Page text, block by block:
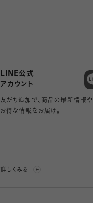
LINE公式
アカウント
友だち追加で、 商品の最新情報や
お得な情報をお届け。
詳しくみる